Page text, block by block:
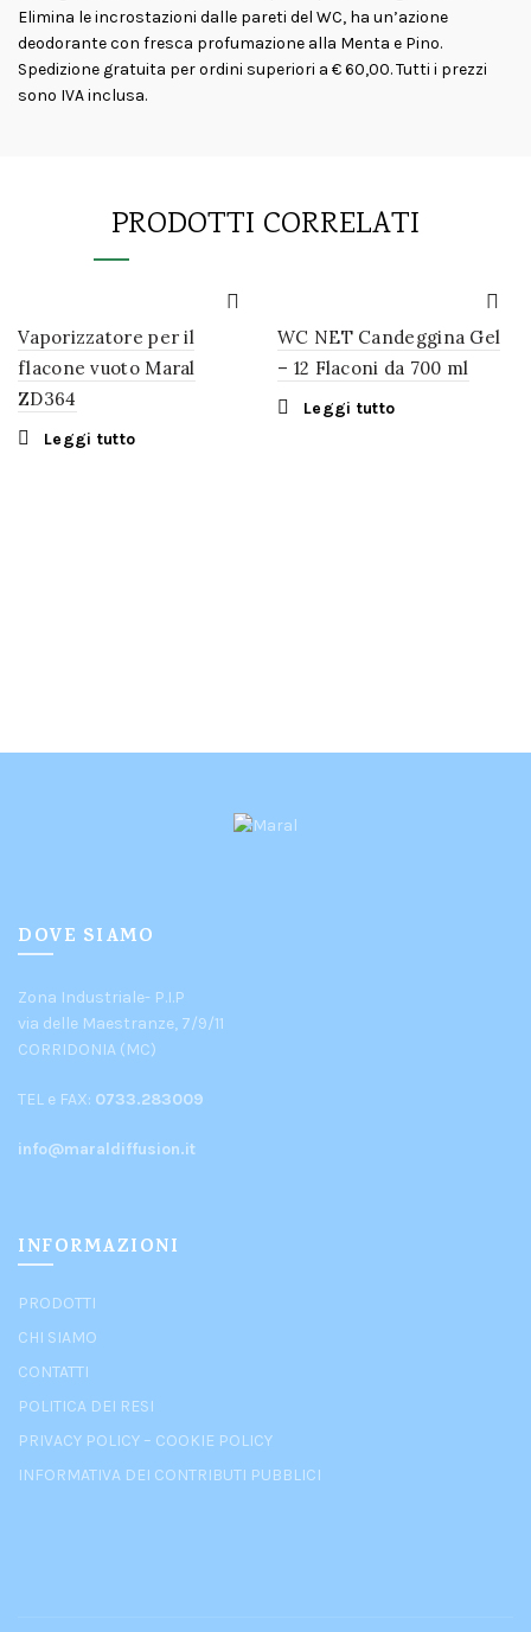
Elimina le incrostazioni dalle pareti del WC, ha un’azione
deodorante con fresca profumazione alla Menta e Pino.
Spedizione gratuita per ordini superiori a € 60,00. Tutti i prezzi
sono IVA inclusa.
PRODOTTI CORRELATI
Vaporizzatore per il
flacone vuoto Maral
ZD364
Leggi tutto
WC NET Candeggina Gel
– 12 Flaconi da 700 ml
Leggi tutto
DOVE SIAMO
Zona Industriale- P.I.P
via delle Maestranze, 7/9/11
CORRIDONIA (MC)
TEL e FAX: 0733.283009
info@maraldiffusion.it
INFORMAZIONI
PRODOTTI
CHI SIAMO
CONTATTI
POLITICA DEI RESI
PRIVACY POLICY – COOKIE POLICY
INFORMATIVA DEI CONTRIBUTI PUBBLICI